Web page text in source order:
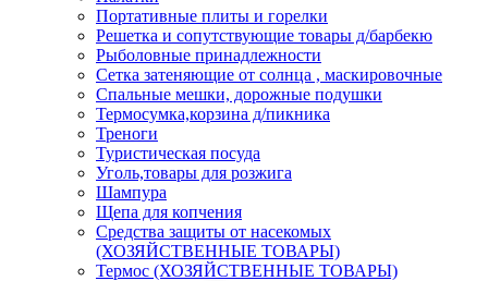
Портативные плиты и горелки
Решетка и сопутствующие товары д/барбекю
Рыболовные принадлежности
Сетка затеняющие от солнца , маскировочные
Спальные мешки, дорожные подушки
Термосумка,корзина д/пикника
Треноги
Туристическая посуда
Уголь,товары для розжига
Шампура
Щепа для копчения
Средства защиты от насекомых
(ХОЗЯЙСТВЕННЫЕ ТОВАРЫ)
Термос (ХОЗЯЙСТВЕННЫЕ ТОВАРЫ)